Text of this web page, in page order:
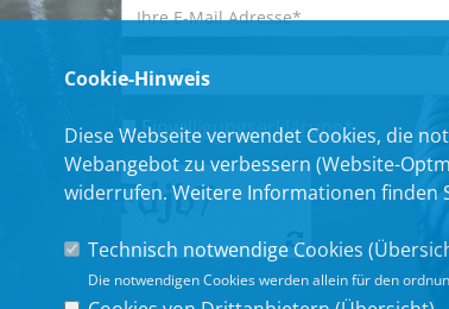
Einwilligungserklärung*
Cookie-Hinweis
Diese Webseite verwendet Cookies, die
Webangebot zu verbessern (Website-
widerrufen. Weitere Informationen finden
Technisch notwendige Cookies (
Die notwendigen Cookies werden allein für den